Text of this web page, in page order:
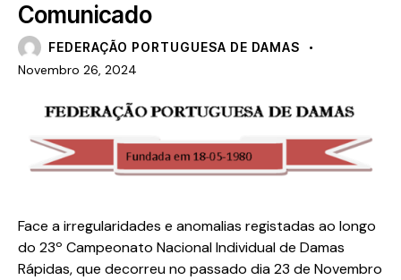
Comunicado
FEDERAÇÃO PORTUGUESA DE DAMAS
Novembro 26, 2024
Face a irregularidades e anomalias registadas ao longo
do 23º Campeonato Nacional Individual de Damas
Rápidas, que decorreu no passado dia 23 de Novembro